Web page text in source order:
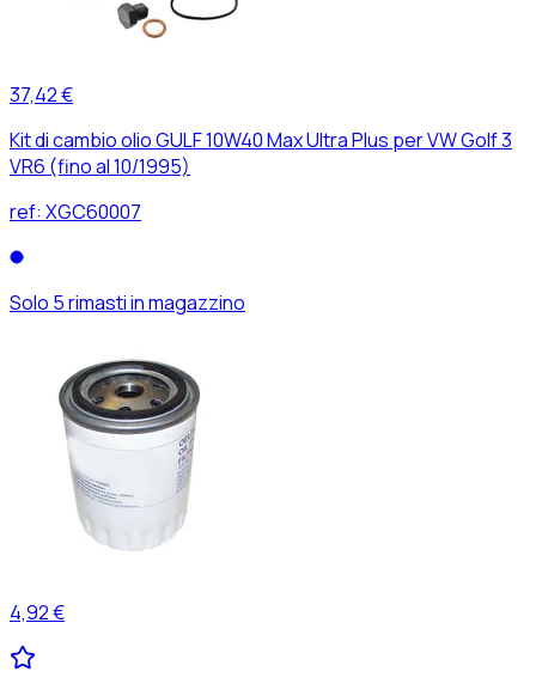
37,42 €
Kit di cambio olio GULF 10W40 Max Ultra Plus per VW Golf 3
VR6 (fino al 10/1995)
ref: XGC60007
Solo 5 rimasti in magazzino
4,92 €